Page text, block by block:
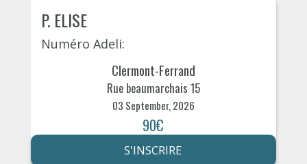
P. ELISE
Numéro Adeli:
Clermont-Ferrand
Rue beaumarchais 15
03 September, 2026
90€
S'INSCRIRE